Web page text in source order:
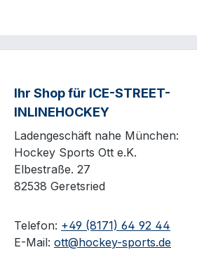
Ihr Shop für ICE-STREET-
INLINEHOCKEY
Ladengeschäft nahe München:
Hockey Sports Ott e.K.
Elbestraße. 27
82538 Geretsried
Telefon: +49 (8171) 64 92 44
E-Mail: ott@hockey-sports.de